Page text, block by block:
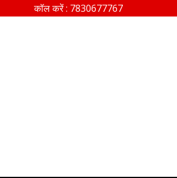
कॉल करें : 7830677767